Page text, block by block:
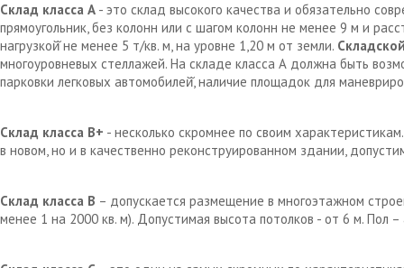
Склад класса А - это склад высокого качества и обязательно
прямоугольник, без колонн или с шагом колонн не менее 9 м и
нагрузкой̆ не менее 5 т/кв. м, на уровне 1,20 м от земли.
многоуровневых стеллажей. На складе класса А должна быть
парковки легковых автомобилей̆, наличие площадок для
Склад класса В+ - несколько скромнее по своим
в новом, но и в качественно реконструированном здании,
Склад класса В – допускается размещение в многоэтажном
менее 1 на 2000 кв. м). Допустимая высота потолков - от 6 м. Пол